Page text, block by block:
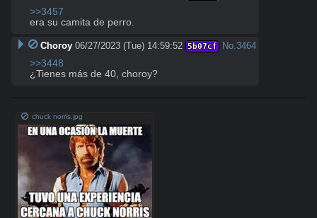
>>3457
era su camita de perro.
Choroy 06/27/2023 (Tue) 14:59:52 5b07cf No. 3464
>>3448
¿Tienes más de 40, choroy?
chuck norris.jpg